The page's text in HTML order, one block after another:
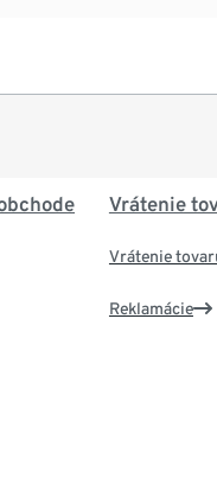
Vrátenie
Vrátenie
Reklamácie